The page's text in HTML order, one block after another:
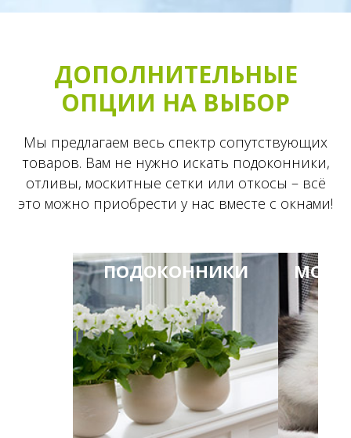
ДОПОЛНИТЕЛЬНЫЕ
ОПЦИИ НА ВЫБОР
Мы предлагаем весь спектр сопутствующих
товаров. Вам не нужно искать подоконники,
отливы, москитные сетки или откосы – всё
это можно приобрести у нас вместе с окнами!
ПОДОКОННИКИ